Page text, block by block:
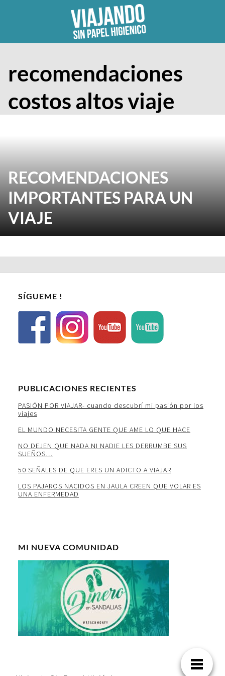
recomendaciones
costos altos viaje
RECOMENDACIONES
IMPORTANTES PARA UN
VIAJE
SÍGUEME !
PUBLICACIONES RECIENTES
PASIÓN POR VIAJAR- cuando descubrí mi pasión por los
viajes
EL MUNDO NECESITA GENTE QUE AME LO QUE HACE
NO DEJEN QUE NADA NI NADIE LES DERRUMBE SUS
SUEÑOS…
50 SEÑALES DE QUE ERES UN ADICTO A VIAJAR
LOS PAJAROS NACIDOS EN JAULA CREEN QUE VOLAR ES
UNA ENFERMEDAD
MI NUEVA COMUNIDAD